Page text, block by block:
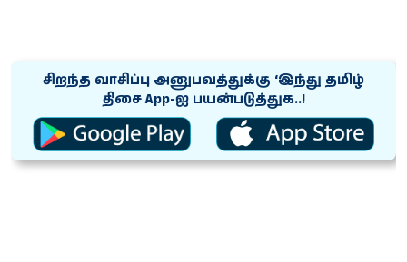
சிறந்த வாசிப்பு அனுபவத்துக்கு ‘இந்து தமிழ்
திசை App-ஐ பயன்படுத்துக..!